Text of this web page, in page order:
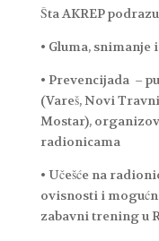
Šta AKREP
• Gluma,
• Prevencijada –
(Vareš, Novi
Mostar),
radionicama
• Učešće na
ovisnosti i
zabavni trening u